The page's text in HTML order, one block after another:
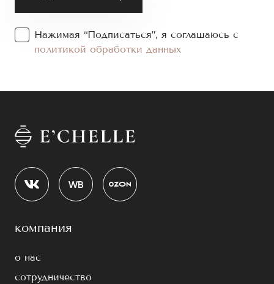
Нажимая “Подписаться”, я соглашаюсь с
политикой обработки данных
компания
о нас
сотрудничество